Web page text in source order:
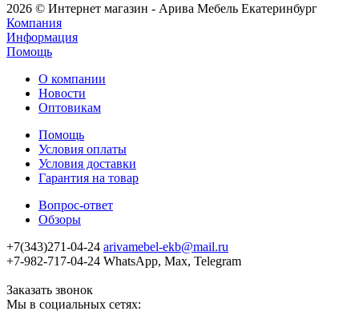
2026 © Интернет магазин - Арива Мебель Екатеринбург
Компания
Информация
Помощь
О компании
Новости
Оптовикам
Помощь
Условия оплаты
Условия доставки
Гарантия на товар
Вопрос-ответ
Обзоры
+7(343)271-04-24 arivamebel-ekb@mail.ru
+7-982-717-04-24 WhatsApp, Max, Telegram
Заказать звонок
Мы в социальных сетях: